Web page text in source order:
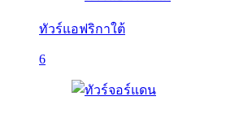
ทัวร์แอฟริกาใต้
6